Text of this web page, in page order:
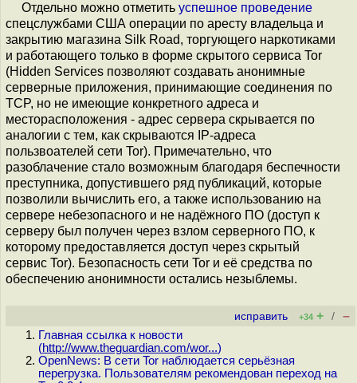
Отдельно можно отметить успешное проведение
спецслужбами США операции по аресту владельца и
закрытию магазина Silk Road, торгующего наркотиками
и работающего только в форме скрытого сервиса Tor
(Hidden Services позволяют создавать анонимные
серверные приложения, принимающие соединения по
TCP, но не имеющие конкретного адреса и
месторасположения - адрес сервера скрывается по
аналогии с тем, как скрываются IP-адреса
пользвоателей сети Tor). Примечательно, что
разоблачение стало возможным благодаря беспечности
преступника, допустившего ряд публикаций, которые
позволили вычислить его, а также использованию на
сервере небезопасного и не надёжного ПО (доступ к
серверу был получен через взлом серверного ПО, к
которому предоставляется доступ через скрытый
сервис Tor). Безопасность сети Tor и её средства по
обеспечению анонимности остались незыблемы.
исправить +34 + / –
Главная ссылка к новости
(http://www.theguardian.com/wor...)
OpenNews: В сети Tor наблюдается серьёзная
перегрузка. Пользователям рекомендован переход на